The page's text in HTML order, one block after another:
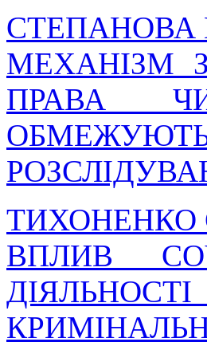
СТЕПАНОВА
МЕХАНІЗМ
ПРАВА
ТИХОНЕНКО
ВПЛИВ